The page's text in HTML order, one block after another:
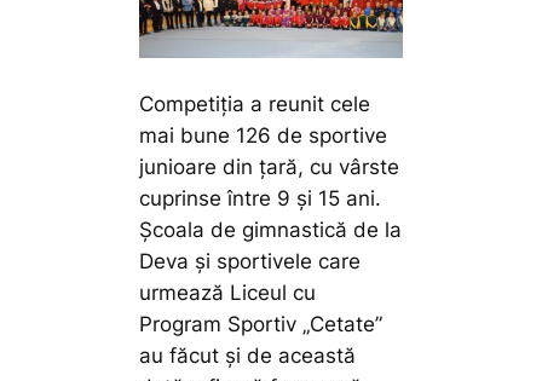
Competiția a reunit cele
mai bune 126 de sportive
junioare din țară, cu vârste
cuprinse între 9 și 15 ani.
Școala de gimnastică de la
Deva și sportivele care
urmează Liceul cu
Program Sportiv „Cetate”
au făcut și de această